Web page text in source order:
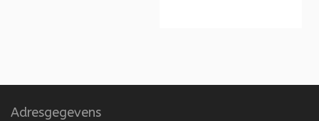
Adresgegevens